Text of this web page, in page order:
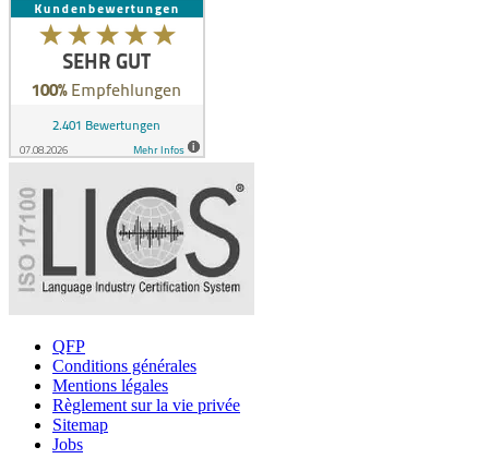
QFP
Conditions générales
Mentions légales
Règlement sur la vie privée
Sitemap
Jobs